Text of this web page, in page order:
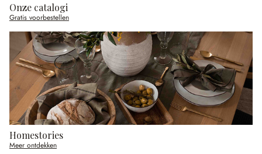
Onze catalogi
Gratis voorbestellen
Homestories
Meer ontdekken